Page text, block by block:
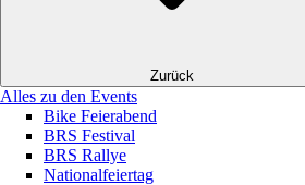
Zurück
Alles zu den Events
Bike Feierabend
BRS Festival
BRS Rallye
Nationalfeiertag